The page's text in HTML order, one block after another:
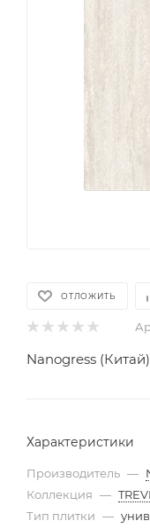
ОТЛОЖИТЬ
Nanogress (Китай)
Характеристики
Производитель —
Коллекция — TREVI
Тип плитки —